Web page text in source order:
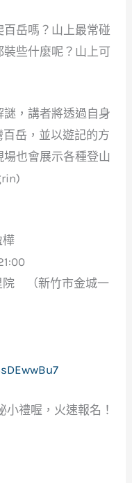
岳嗎？山上最常碰
些什麼呢？山上可
，講者將透過自身
岳，並以遊記的方
也會展示各種登山
樺
院 （新竹市金城一
禮喔，火速報名！